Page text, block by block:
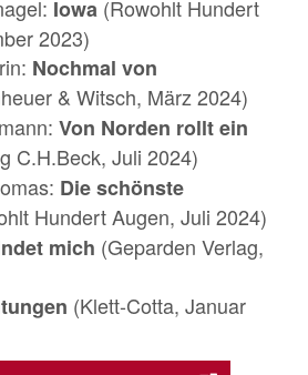
Iowa (Rowohlt Hundert
2023)
Nochmal von
& Witsch, März 2024)
Von Norden rollt ein
C.H.Beck, Juli 2024)
Die schönste
Hundert Augen, Juli 2024)
mich (Geparden Verlag,
(Klett-Cotta, Januar